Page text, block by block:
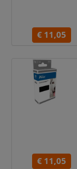
€ 11,05
€ 11,05